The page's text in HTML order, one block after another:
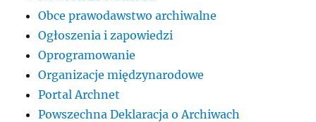
Obce prawodawstwo archiwalne
Ogłoszenia i zapowiedzi
Oprogramowanie
Organizacje międzynarodowe
Portal Archnet
Powszechna Deklaracja o Archiwach